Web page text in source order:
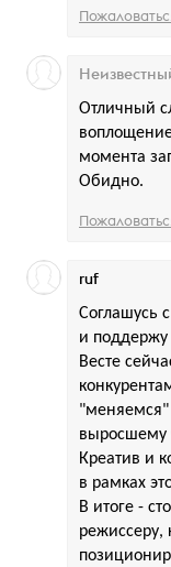
Отличный
момента
Обидно.
Соглашусь
и
Весте
"меняемся"
выросшему
Креатив и
в рамках
В итоге -
режиссеру,
ruf